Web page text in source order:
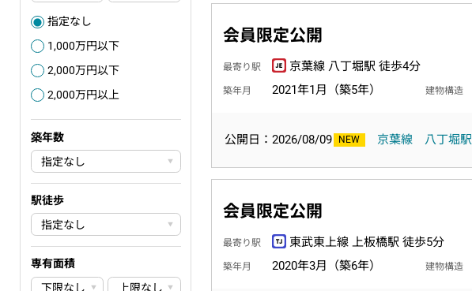
0 指定なし
3 1,000万円以下
6 2,000万円以下
6 2,000万円以上
築年数
駅徒歩
専有面積
会員限定公開
最寄り駅 京葉線 八丁堀駅 徒歩4分
築年月 2021年1月（築5年） 建物構造
公開日：2026/08/09 京葉線 八丁堀駅
会員限定公開
最寄り駅 東武東上線 上板橋駅 徒歩5分
築年月 2020年3月（築6年） 建物構造